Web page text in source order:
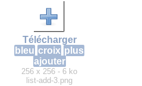
Télécharger
bleu croix plus
ajouter
256 x 256 - 6 ko
list-add-3.png